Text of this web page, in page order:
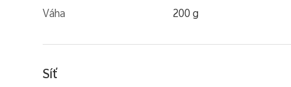
Váha 200 g
Síť